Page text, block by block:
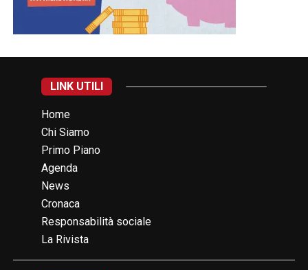
LINK UTILI
Home
Chi Siamo
Primo Piano
Agenda
News
Cronaca
Responsabilità sociale
La Rivista